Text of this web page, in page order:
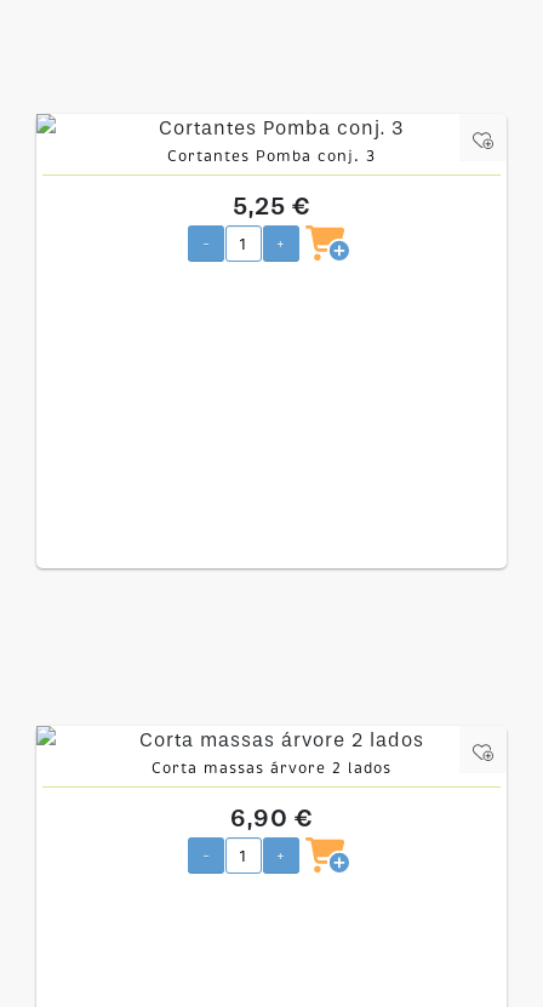
Cortantes Pomba conj. 3
5,25 €
- +
Corta massas árvore 2 lados
6,90 €
- +